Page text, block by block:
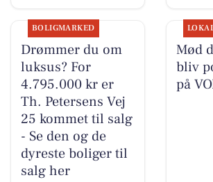
BOLIGMARKED
Drømmer du om
luksus? For
4.795.000 kr er
Th. Petersens Vej
25 kommet til salg
- Se den og de
dyreste boliger til
salg her
Mød
bliv
på